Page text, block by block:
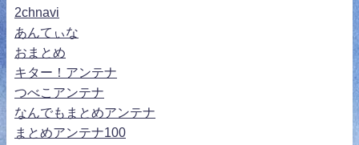
2chnavi
あんてぃな
おまとめ
キター！アンテナ
つべこアンテナ
なんでもまとめアンテナ
まとめアンテナ100